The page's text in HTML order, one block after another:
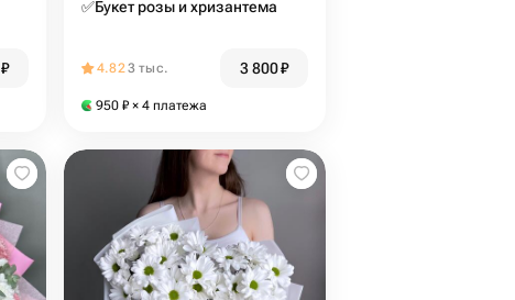
₽
✅Букет розы и хризантема
4.823 тыс. 3 800₽
950 ₽ × 4 платежа